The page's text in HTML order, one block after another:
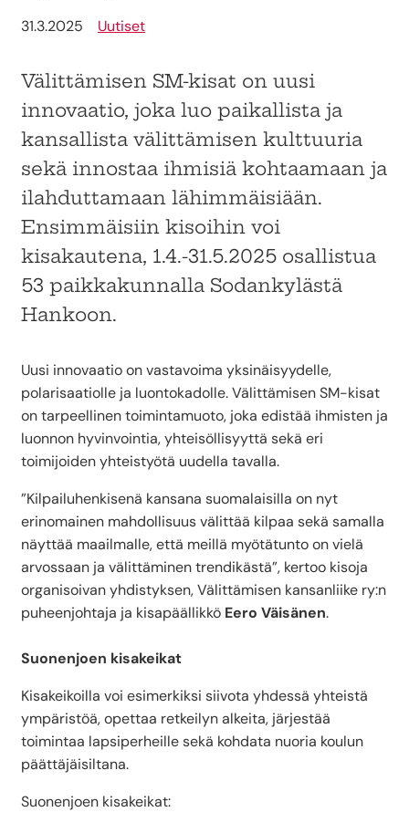
31.3.2025 Uutiset
Välittämisen SM-kisat on uusi
innovaatio, joka luo paikallista ja
kansallista välittämisen kulttuuria
sekä innostaa ihmisiä kohtaamaan ja
ilahduttamaan lähimmäisiään.
Ensimmäisiin kisoihin voi
kisakautena, 1.4.-31.5.2025 osallistua
53 paikkakunnalla Sodankylästä
Hankoon.
Uusi innovaatio on vastavoima yksinäisyydelle,
polarisaatiolle ja luontokadolle. Välittämisen SM-kisat
on tarpeellinen toimintamuoto, joka edistää ihmisten ja
luonnon hyvinvointia, yhteisöllisyyttä sekä eri
toimijoiden yhteistyötä uudella tavalla.
”Kilpailuhenkisenä kansana suomalaisilla on nyt
erinomainen mahdollisuus välittää kilpaa sekä samalla
näyttää maailmalle, että meillä myötätunto on vielä
arvossaan ja välittäminen trendikästä”, kertoo kisoja
organisoivan yhdistyksen, Välittämisen kansanliike ry:n
puheenjohtaja ja kisapäällikkö Eero Väisänen.
Suonenjoen kisakeikat
Kisakeikoilla voi esimerkiksi siivota yhdessä yhteistä
ympäristöä, opettaa retkeilyn alkeita, järjestää
toimintaa lapsiperheille sekä kohdata nuoria koulun
päättäjäisiltana.
Suonenjoen kisakeikat: